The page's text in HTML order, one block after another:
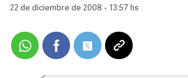
22 de diciembre de 2008 - 13:57 hs